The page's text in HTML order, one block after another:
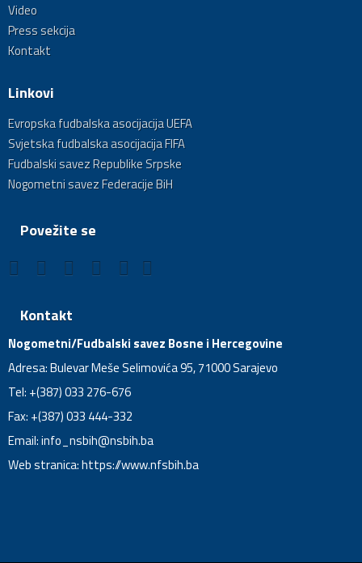
Video
Press sekcija
Kontakt
Linkovi
Evropska fudbalska asocijacija UEFA
Svjetska fudbalska asocijacija FIFA
Fudbalski savez Republike Srpske
Nogometni savez Federacije BiH
Povežite se
Kontakt
Nogometni/Fudbalski savez Bosne i Hercegovine
Adresa: Bulevar Meše Selimovića 95, 71000 Sarajevo
Tel: +(387) 033 276-676
Fax: +(387) 033 444-332
Email:info_nsbih@nsbih.ba
Web stranica: https://www.nfsbih.ba